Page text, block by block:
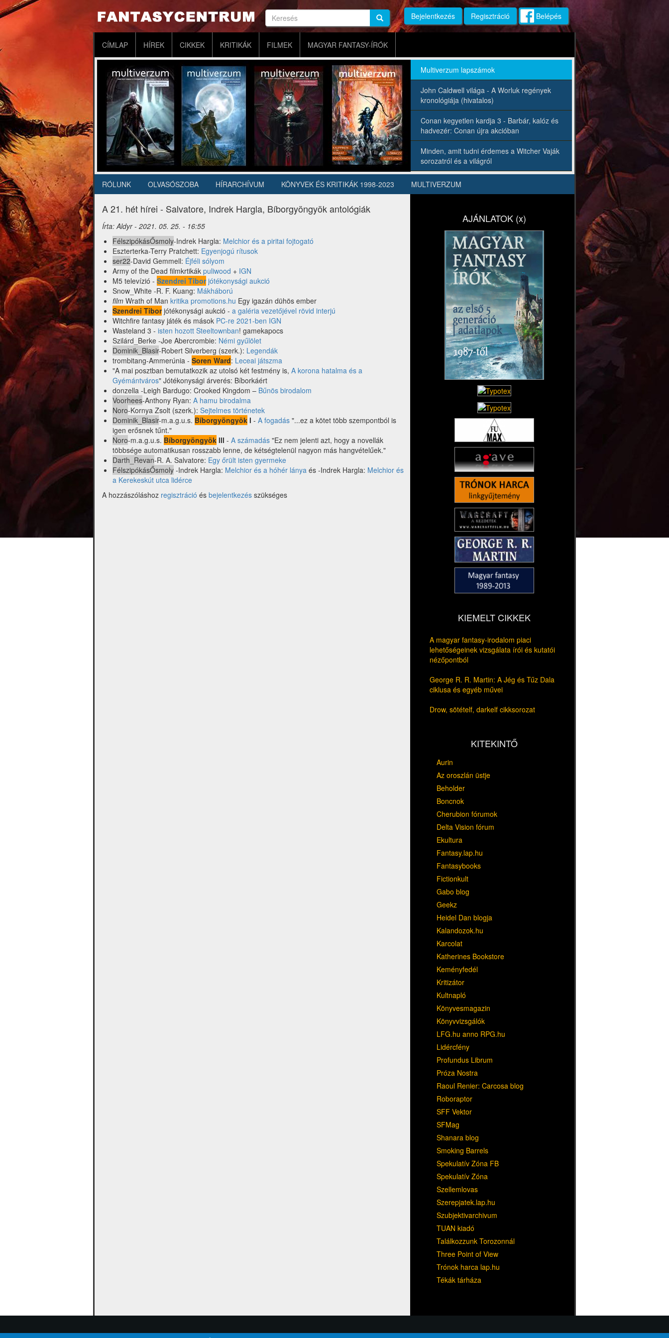
Ugrás
tartalomra
Keresés
Keresés Keresés Bejelentkezés Regisztráció Belépés
Fő
navigáció
CÍMLAP HÍREK CIKKEK KRITIKÁK FILMEK MAGYAR FANTASY-ÍRÓK
Multiverzum lapszámok
John Caldwell világa - A Worluk regények
kronológiája (hivatalos)
Conan kegyetlen kardja 3 - Barbár, kalóz és
hadvezér: Conan újra akcióban
Minden, amit tudni érdemes a Witcher Vaják
sorozatról és a világról
Másodlagos
navigáció
RÓLUNK OLVASÓSZOBA HÍRARCHÍVUM KÖNYVEK ÉS KRITIKÁK 1998-2023 MULTIVERZUM
A 21. hét hírei - Salvatore, Indrek Hargla, Bíborgyöngyök antológiák
Írta:Aldyr- 2021. 05. 25. - 16:55
FélszipókásŐsmoly-Indrek Hargla: Melchior és a piritai fojtogató
Eszterterka-Terry Pratchett: Egyenjogú rítusok
ser22-David Gemmell: Éjféli sólyom
Army of the Dead filmkrtikák puliwood + IGN
M5 televízió - Szendrei Tiborjótékonysági aukció
Snow_White -R. F. Kuang: Mákháború
film Wrath of Man kritika promotions.hu Egy igazán dühös ember
Szendrei Tiborjótékonysági aukció - a galéria vezetőjével rövid interjú
Witchfire fantasy játék és mások PC-re 2021-ben IGN
Wasteland 3 - isten hozott Steeltownban! gamekapocs
Szilárd_Berke -Joe Abercrombie: Némi gyűlölet
Dominik_Blasir-Robert Silverberg (szerk.): Legendák
trombitang-Ammerúnia - Soren Ward: Leceai játszma
"A mai posztban bemutatkozik az utolsó két festmény is, A korona hatalma és a
Gyémántváros" Jótékonysági árverés: Bíborkáért
donzella -Leigh Bardugo: Crooked Kingdom – Bűnös birodalom
Voorhees-Anthony Ryan: A hamu birodalma
Noro-Kornya Zsolt (szerk.): Sejtelmes történetek
Dominik_Blasir-m.a.g.u.s. Bíborgyöngyök I - A fogadás "...ez a kötet több szempontból is
igen erősnek tűnt."
Noro-m.a.g.u.s. Bíborgyöngyök III - A számadás "Ez nem jelenti azt, hogy a novellák
többsége automatikusan rosszabb lenne, de kétségtelenül nagyon más hangvételűek."
Darth_Revan-R. A. Salvatore: Egy őrült isten gyermeke
FélszipókásŐsmoly -Indrek Hargla: Melchior és a hóhér lánya és -Indrek Hargla: Melchior és
a Kerekeskút utca lidérce
A hozzászóláshoz regisztráció és bejelentkezés szükséges
AJÁNLATOK (x)
KIEMELT CIKKEK
A magyar fantasy-irodalom piaci
lehetőségeinek vizsgálata írói és kutatói
nézőpontból
George R. R. Martin: A Jég és Tűz Dala
ciklusa és egyéb művei
Drow, sötételf, darkelf cikksorozat
KITEKINTŐ
Aurin
Az oroszlán üstje
Beholder
Boncnok
Cherubion fórumok
Delta Vision fórum
Ekultura
Fantasy.lap.hu
Fantasybooks
Fictionkult
Gabo blog
Geekz
Heidel Dan blogja
Kalandozok.hu
Karcolat
Katherines Bookstore
Keményfedél
Kritizátor
Kultnapló
Könyvesmagazin
Könyvvizsgálók
LFG.hu anno RPG.hu
Lidércfény
Profundus Librum
Próza Nostra
Raoul Renier: Carcosa blog
Roboraptor
SFF Vektor
SFMag
Shanara blog
Smoking Barrels
Spekulatív Zóna FB
Spekulatív Zóna
Szellemlovas
Szerepjatek.lap.hu
Szubjektivarchivum
TUAN kiadó
Találkozzunk Torozonnál
Three Point of View
Trónok harca lap.hu
Tékák tárháza